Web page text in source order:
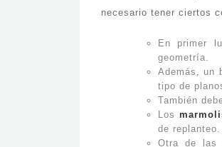
necesario tener ciertos
En primer
geometría.
Además, un
tipo de
También
Los
de replanteo.
Otra de las